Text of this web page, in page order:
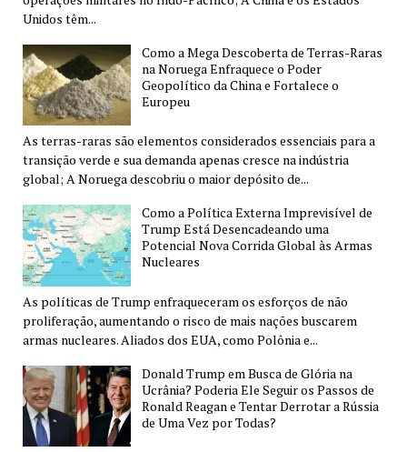
Unidos têm...
Como a Mega Descoberta de Terras-Raras
na Noruega Enfraquece o Poder
Geopolítico da China e Fortalece o
Europeu
As terras-raras são elementos considerados essenciais para a
transição verde e sua demanda apenas cresce na indústria
global; A Noruega descobriu o maior depósito de...
Como a Política Externa Imprevisível de
Trump Está Desencadeando uma
Potencial Nova Corrida Global às Armas
Nucleares
As políticas de Trump enfraqueceram os esforços de não
proliferação, aumentando o risco de mais nações buscarem
armas nucleares. Aliados dos EUA, como Polônia e...
Donald Trump em Busca de Glória na
Ucrânia? Poderia Ele Seguir os Passos de
Ronald Reagan e Tentar Derrotar a Rússia
de Uma Vez por Todas?